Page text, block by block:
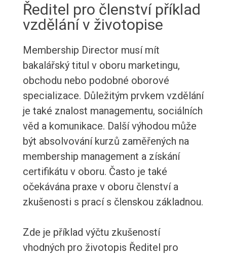
Ředitel pro členství příklad
vzdělání v životopise
Membership Director musí mít
bakalářský titul v oboru marketingu,
obchodu nebo podobné oborové
specializace. Důležitým prvkem vzdělání
je také znalost managementu, sociálních
věd a komunikace. Další výhodou může
být absolvování kurzů zaměřených na
membership management a získání
certifikátu v oboru. Často je také
očekávána praxe v oboru členství a
zkušenosti s prací s členskou základnou.
Zde je příklad výčtu zkušeností
vhodných pro životopis Ředitel pro